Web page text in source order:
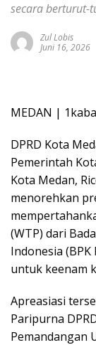
secara berturut-
Zul Lobis
Juni 16, 2026
MEDAN |
DPRD Kota
Pemerintah
Kota Medan,
menorehkan
(WTP) dari
Indonesia
untuk keenam
Apreasiasi
Paripurna
Pemandangan